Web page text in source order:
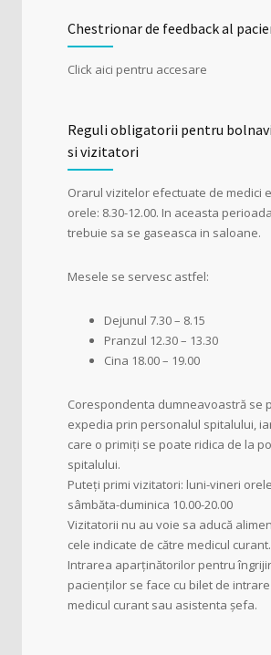
Chestrionar de feedback al
Click aici pentru accesare
Reguli obligatorii pentru
si vizitatori
Orarul vizitelor efectuate de medici
orele: 8.30-12.00. In aceasta
trebuie sa se gaseasca in saloane.
Mesele se servesc astfel:
Dejunul 7.30 – 8.15
Pranzul 12.30 – 13.30
Cina 18.00 – 19.00
Corespondenta dumneavoastră se
expedia prin personalul spitalului,
care o primiți se poate ridica de la
spitalului.
Puteți primi vizitatori: luni-vineri orele
sâmbăta-duminica 10.00-20.00
Vizitatorii nu au voie sa aducă
cele indicate de către medicul curant.
Intrarea aparținătorilor pentru
pacienților se face cu bilet de
medicul curant sau asistenta șefa.